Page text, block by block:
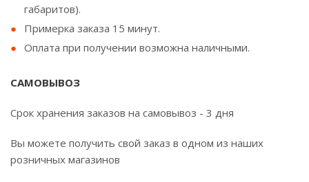
габаритов).
Примерка заказа 15 минут.
Оплата при получении возможна наличными.
САМОВЫВОЗ
Срок хранения заказов на самовывоз - 3 дня
Вы можете получить свой заказ в одном из наших
розничных магазинов